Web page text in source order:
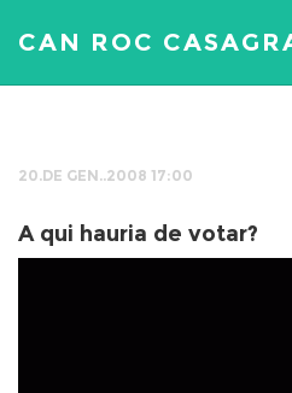
CAN ROC
20.DE GEN..2008 17:00
A qui hauria de votar?